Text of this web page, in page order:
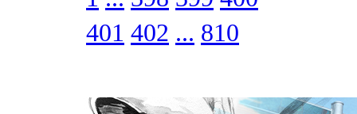
401 402 ... 810